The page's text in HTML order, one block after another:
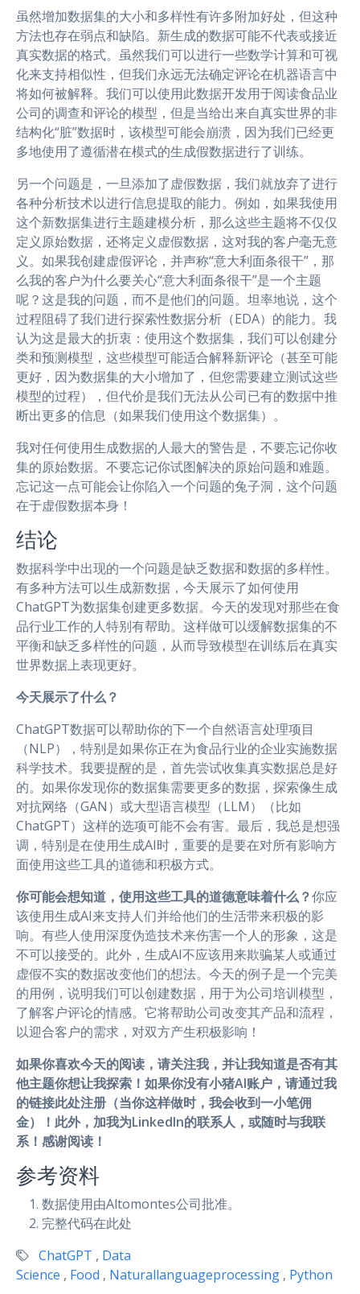
虽然增加数据集的大小和多样性有许多附加好处，但这种
方法也存在弱点和缺陷。新生成的数据可能不代表或接近
真实数据的格式。虽然我们可以进行一些数学计算和可视
化来支持相似性，但我们永远无法确定评论在机器语言中
将如何被解释。我们可以使用此数据开发用于阅读食品业
公司的调查和评论的模型，但是当给出来自真实世界的非
结构化“脏”数据时，该模型可能会崩溃，因为我们已经更
多地使用了遵循潜在模式的生成假数据进行了训练。
另一个问题是，一旦添加了虚假数据，我们就放弃了进行
各种分析技术以进行信息提取的能力。例如，如果我使用
这个新数据集进行主题建模分析，那么这些主题将不仅仅
定义原始数据，还将定义虚假数据，这对我的客户毫无意
义。如果我创建虚假评论，并声称“意大利面条很干”，那
么我的客户为什么要关心“意大利面条很干”是一个主题
呢？这是我的问题，而不是他们的问题。坦率地说，这个
过程阻碍了我们进行探索性数据分析（EDA）的能力。我
认为这是最大的折衷：使用这个数据集，我们可以创建分
类和预测模型，这些模型可能适合解释新评论（甚至可能
更好，因为数据集的大小增加了，但您需要建立测试这些
模型的过程），但代价是我们无法从公司已有的数据中推
断出更多的信息（如果我们使用这个数据集）。
我对任何使用生成数据的人最大的警告是，不要忘记你收
集的原始数据。不要忘记你试图解决的原始问题和难题。
忘记这一点可能会让你陷入一个问题的兔子洞，这个问题
在于虚假数据本身！
结论
数据科学中出现的一个问题是缺乏数据和数据的多样性。
有多种方法可以生成新数据，今天展示了如何使用
ChatGPT为数据集创建更多数据。今天的发现对那些在食
品行业工作的人特别有帮助。这样做可以缓解数据集的不
平衡和缺乏多样性的问题，从而导致模型在训练后在真实
世界数据上表现更好。
今天展示了什么？
ChatGPT数据可以帮助你的下一个自然语言处理项目
（NLP），特别是如果你正在为食品行业的企业实施数据
科学技术。我要提醒的是，首先尝试收集真实数据总是好
的。如果你发现你的数据集需要更多的数据，探索像生成
对抗网络（GAN）或大型语言模型（LLM）（比如
ChatGPT）这样的选项可能不会有害。最后，我总是想强
调，特别是在使用生成AI时，重要的是要在对所有影响方
面使用这些工具的道德和积极方式。
你可能会想知道，使用这些工具的道德意味着什么？你应
该使用生成AI来支持人们并给他们的生活带来积极的影
响。有些人使用深度伪造技术来伤害一个人的形象，这是
不可以接受的。此外，生成AI不应该用来欺骗某人或通过
虚假不实的数据改变他们的想法。今天的例子是一个完美
的用例，说明我们可以创建数据，用于为公司培训模型，
了解客户评论的情感。它将帮助公司改变其产品和流程，
以迎合客户的需求，对双方产生积极影响！
如果你喜欢今天的阅读，请关注我，并让我知道是否有其
他主题你想让我探索！如果你没有小猪AI账户，请通过我
的链接此处注册（当你这样做时，我会收到一小笔佣
金）！此外，加我为LinkedIn的联系人，或随时与我联
系！感谢阅读！
参考资料
数据使用由Altomontes公司批准。
完整代码在此处
ChatGPT , Data
Science , Food , Naturallanguageprocessing , Python